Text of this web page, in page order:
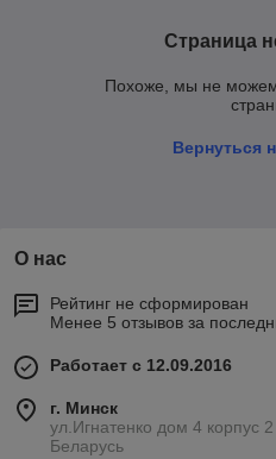
Страница
Похоже, мы не
Вернуться
О нас
Рейтинг не сформирован
Менее 5 отзывов за
Работает с 12.09.2016
г. Минск
ул.Игнатенко дом 4 корпус
Беларусь